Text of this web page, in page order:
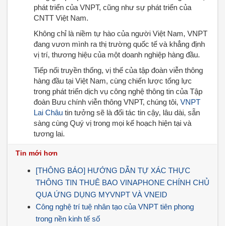
phát triển của VNPT, cũng như sự phát triển của
CNTT Việt Nam.
Không chỉ là niềm tự hào của người Việt Nam, VNPT
đang vươn mình ra thị trường quốc tế và khẳng định
vị trí, thương hiệu của một doanh nghiệp hàng đầu.
Tiếp nối truyền thống, vị thế của tập đoàn viễn thông
hàng đầu tại Việt Nam, cùng chiến lược tổng lực
trong phát triển dịch vụ công nghệ thông tin của Tập
đoàn Bưu chính viễn thông VNPT, chúng tôi, VNPT
Lai Châu tin tưởng sẽ là đối tác tin cậy, lâu dài, sẵn
sàng cùng Quý vị trong mọi kế hoạch hiện tại và
tương lai.
Tin mới hơn
[THÔNG BÁO] HƯỚNG DẪN TỰ XÁC THỰC
THÔNG TIN THUÊ BAO VINAPHONE CHÍNH CHỦ
QUA ỨNG DỤNG MYVNPT VÀ VNEID
Công nghệ trí tuệ nhân tạo của VNPT tiên phong
trong nền kinh tế số